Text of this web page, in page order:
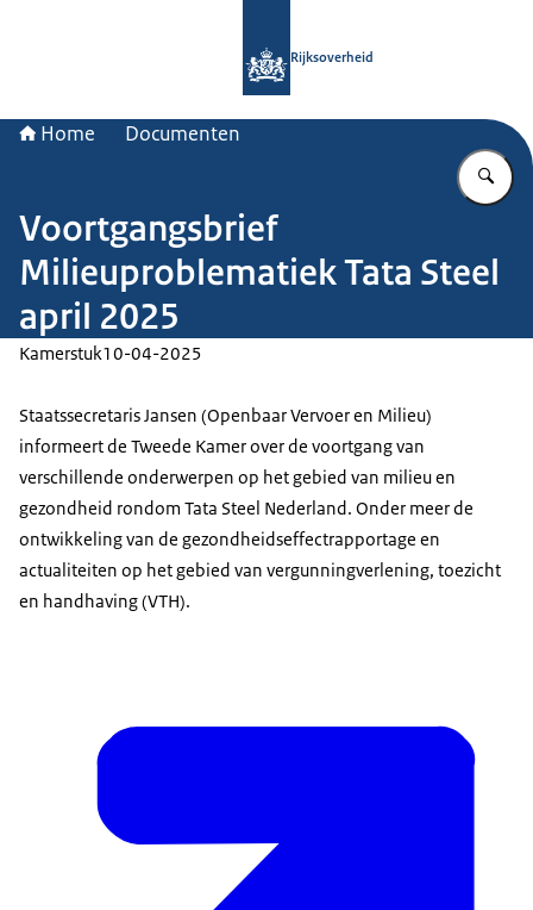
Rijksoverheid
Home Documenten
Voortgangsbrief
Milieuproblematiek Tata Steel
april 2025
Kamerstuk10-04-2025
Staatssecretaris Jansen (Openbaar Vervoer en Milieu)
informeert de Tweede Kamer over de voortgang van
verschillende onderwerpen op het gebied van milieu en
gezondheid rondom Tata Steel Nederland. Onder meer de
ontwikkeling van de gezondheidseffectrapportage en
actualiteiten op het gebied van vergunningverlening, toezicht
en handhaving (VTH).